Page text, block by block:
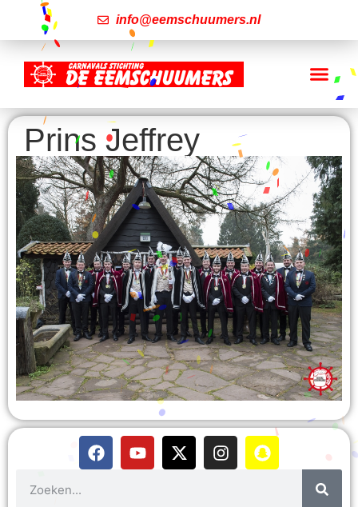
info@eemschuumers.nl
Prins Jeffrey